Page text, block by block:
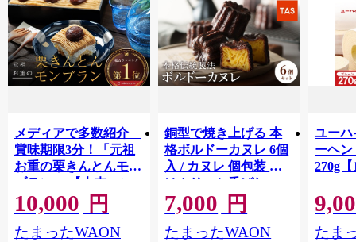
メディアで多数紹介
賞味期限3分！「元祖
お重の栗きんとんモン
ブラン」 【未来のご
褒美】スイーツ 栗 モ
ンブラン くりきんと
ん デザート ご褒美 お
10,000 円
たまったWAON
銅型で焼き上げる 本
格ボルドーカヌレ 6個
入 / カヌレ 個包装 外
はカリッと香ばしい
中はもっちり ラム酒
バニラ お取り寄せ ス
イーツ 焼き菓子 詰め
7,000 円
たまったWAON
ユーハ
ーヘ
270g【
たま